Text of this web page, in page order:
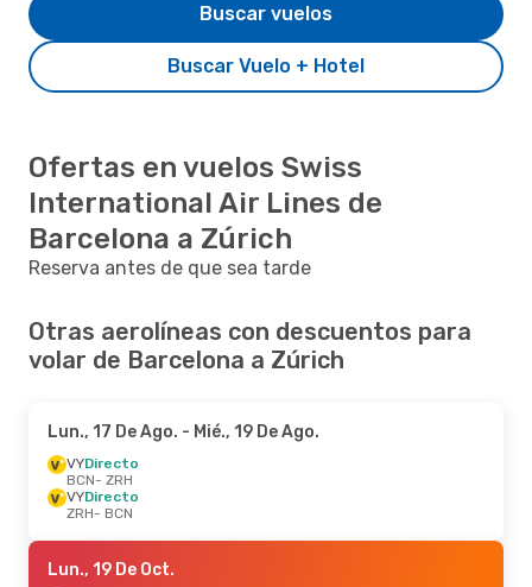
Buscar Vuelo + Hotel
Buscar vuelos
Ofertas en vuelos Swiss
International Air Lines de
Barcelona a Zúrich
Reserva antes de que sea tarde
Otras aerolíneas con descuentos para
volar de Barcelona a Zúrich
Lun., 17 De Ago. - Mié., 19 De Ago.
VYDirecto
BCN- ZRH
VYDirecto
ZRH- BCN
Lun., 19 De Oct.